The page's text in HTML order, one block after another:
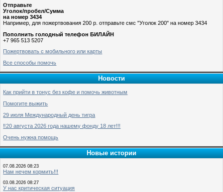
Отправьте
Уголок/пробел/Сумма
на номер 3434
Например, для пожертвования 200 р. отправьте смс "Уголок 200" на номер 3434
Пополнить голодный телефон БИЛАЙН
+7 965 513 5207
Пожертвовать с мобильного или карты
Все способы помочь
Новости
Как прийти в тонус без кофе и помочь животным
Помогите выжить
29 июля Международный день тигра
‼️20 августа 2026 года нашему фонду 18 лет!!!
Очень нужна помощь
Новые истории
07.08.2026 08:23
Нам нечем кормить!!!
03.08.2026 08:27
У нас критическая ситуация